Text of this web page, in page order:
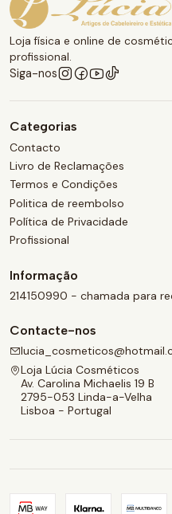
Loja física e online de
profissional.
Siga-nos
Categorias
Contacto
Livro de Reclamações
Termos e Condições
Politica de reembolso
Política de Privacidade
Profissional
Informação
214150990 - chamada para
Contacte-nos
Loja Lúcia Cosméticos
Av. Carolina Michaelis 19 B
2795-053 Linda-a-Velha
Lisboa - Portugal